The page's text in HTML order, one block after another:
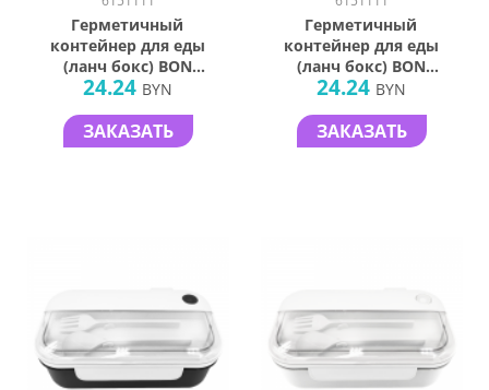
Герметичный
контейнер для еды
(ланч бокс) BON
VOYAGE,
серый, 1100 мл.
24.24 BYN
ЗАКАЗАТЬ
Герметичный
контейнер для еды
(ланч бокс) BON
VOYAGE,
темно-синий, 1100
мл.
24.24 BYN
ЗАКАЗАТЬ